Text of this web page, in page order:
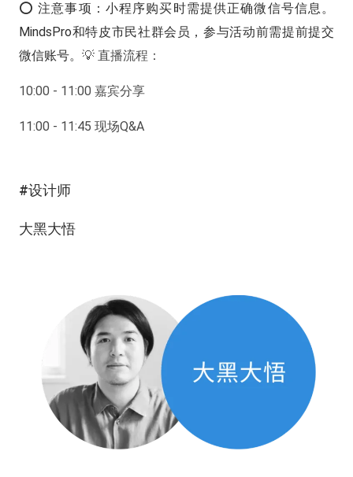
⭕️ 注意事项： 小程序购买时需提供正确微信号信息。
MindsPro和特皮市民社群会员，参与活动前需提前提交
微信账号。 💡 直播流程：
10:00 - 11:00 嘉宾分享
11:00 - 11:45 现场Q&A
#设计师
大黑大悟